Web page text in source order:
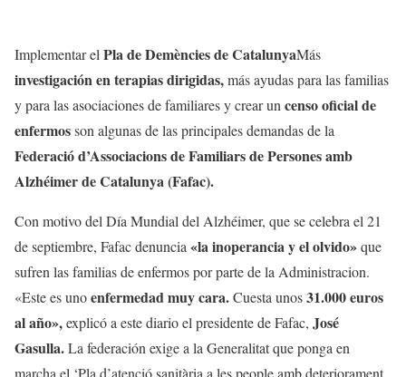
Implementar el Pla de Demències de CatalunyaMás
investigación en terapias dirigidas,más ayudas para las familias
y para las asociaciones de familiares y crear un censo oficial de
enfermosson algunas de las principales demandas de la
Federació d’Associacions de Familiars de Persones amb
Alzhéimer de Catalunya (Fafac).
Con motivo del Día Mundial del Alzhéimer, que se celebra el 21
de septiembre, Fafac denuncia «la inoperancia y el olvido»que
sufren las familias de enfermos por parte de la Administracion.
«Este es unoenfermedad muy cara.Cuesta unos31.000 euros
al año»,explicó a este diario el presidente de Fafac, José
Gasulla.La federación exige a la Generalitat que ponga en
marcha el ‘Pla d’atenció sanitària a les people amb deteriorament